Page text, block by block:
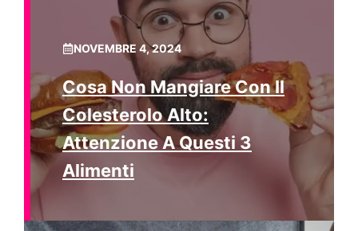
NOVEMBRE 4, 2024
Cosa Non Mangiare Con Il
Colesterolo Alto:
Attenzione A Questi 3
Alimenti